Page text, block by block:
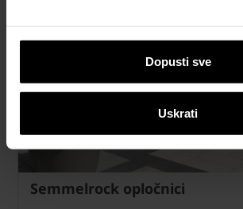
Dopusti sve
Uskrati
Semmelrock opločnici